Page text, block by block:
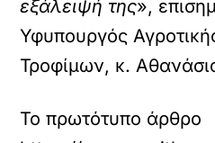
εξάλειψή της»,
Υφυπουργός
Τροφίμων, κ.
Το πρωτότυπο άρθρο